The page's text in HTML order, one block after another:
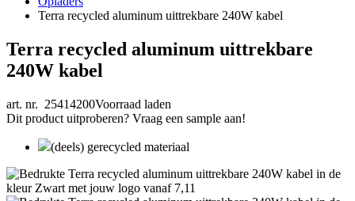
Terra recycled aluminum uittrekbare 240W kabel
Terra recycled aluminum uittrekbare
240W kabel
art. nr. 25414200Voorraad laden
Dit product uitproberen? Vraag een sample aan!
(deels) gerecycled materiaal